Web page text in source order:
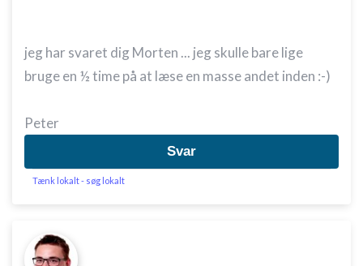
jeg har svaret dig Morten ... jeg skulle bare lige
bruge en ½ time på at læse en masse andet inden :-)
Peter
Svar
Tænk lokalt - søg lokalt